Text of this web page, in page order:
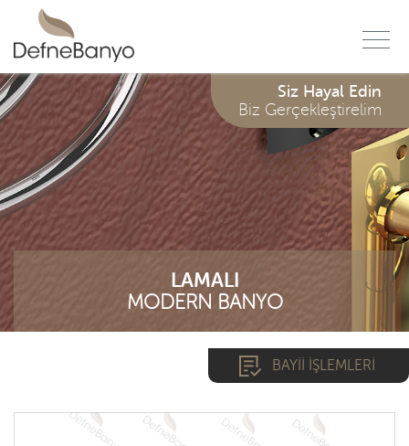
LAMALI
MODERN BANYO
Siz Hayal Edin
Biz Gerçekleştirelim
BAYİİ İŞLEMLERİ